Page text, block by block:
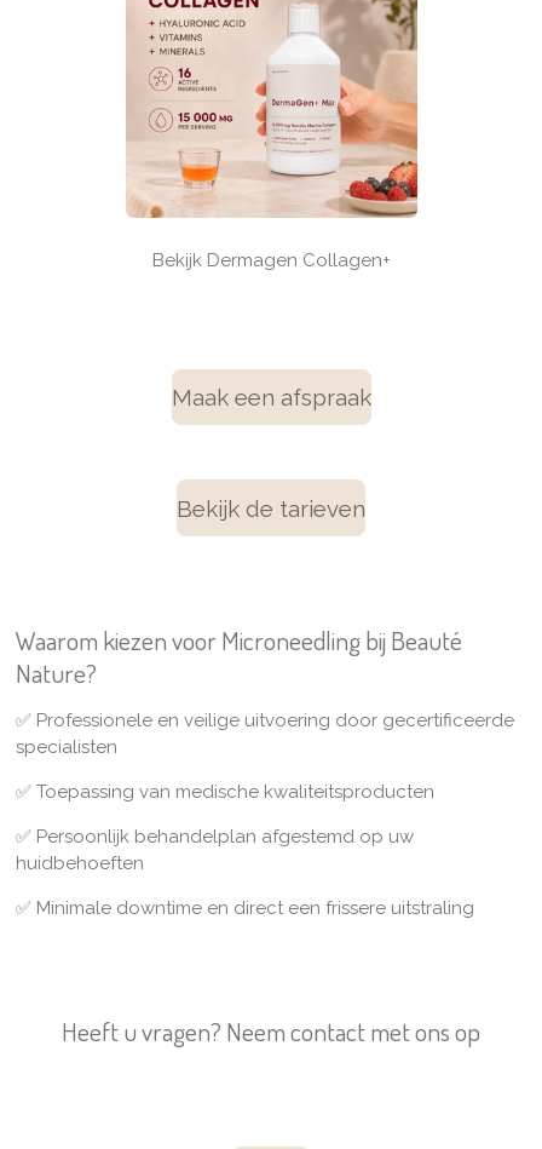
Bekijk Dermagen Collagen+
Maak een afspraak
Bekijk de tarieven
Waarom kiezen voor Microneedling bij Beauté
Nature?
✅Professionele en veilige uitvoering door gecertificeerde
specialisten
✅Toepassing van medische kwaliteitsproducten
✅Persoonlijk behandelplan afgestemd op uw
huidbehoeften
✅Minimale downtime en direct een frissere uitstraling
Heeft u vragen? Neem contact met ons op